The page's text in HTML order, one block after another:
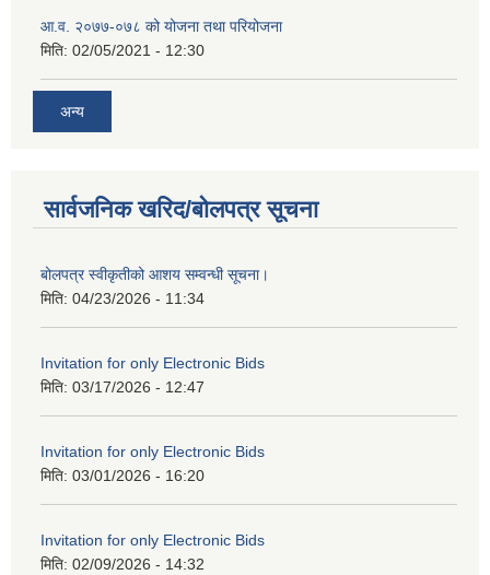
आ.व. २०७७-०७८ को योजना तथा परियोजना
मिति: 02/05/2021 - 12:30
अन्य
सार्वजनिक खरिद/बोलपत्र सूचना
बोलपत्र स्वीकृतीको आशय सम्वन्धी सूचना।
मिति: 04/23/2026 - 11:34
Invitation for only Electronic Bids
मिति: 03/17/2026 - 12:47
Invitation for only Electronic Bids
मिति: 03/01/2026 - 16:20
Invitation for only Electronic Bids
मिति: 02/09/2026 - 14:32